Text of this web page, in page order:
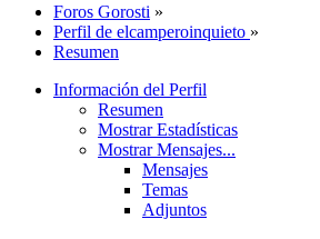
Foros Gorosti »
Perfil de elcamperoinquieto »
Resumen
Información del Perfil
Resumen
Mostrar Estadísticas
Mostrar Mensajes...
Mensajes
Temas
Adjuntos